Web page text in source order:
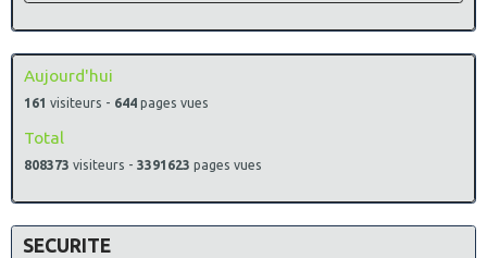
Aujourd'hui
161 visiteurs - 644 pages vues
Total
808373 visiteurs - 3391623 pages vues
SECURITE